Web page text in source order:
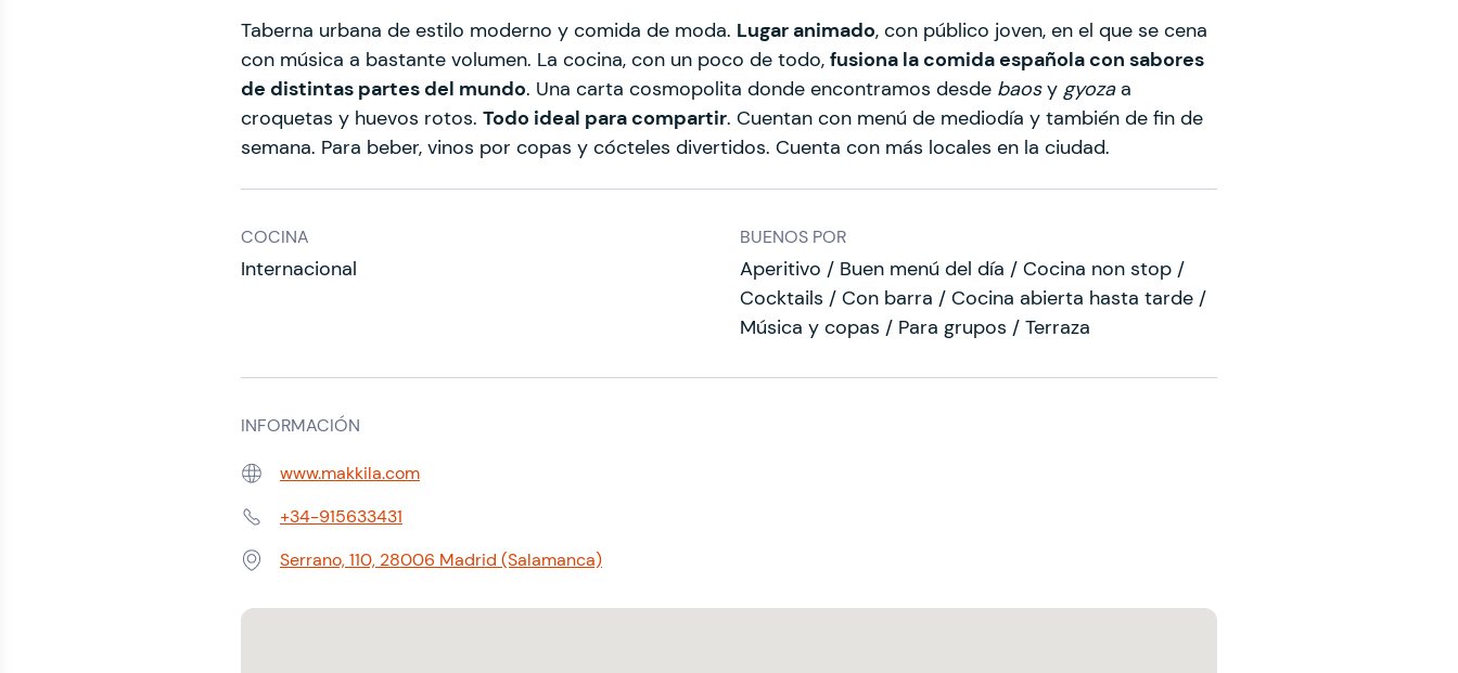
Taberna urbana de estilo moderno y comida de moda. Lugar animado, con público joven, en el que se cena
con música a bastante volumen. La cocina, con un poco de todo, fusiona la comida española con sabores
de distintas partes del mundo. Una carta cosmopolita donde encontramos desde baosy gyozaa
croquetas y huevos rotos. Todo ideal para compartir. Cuentan con menú de mediodía y también de fin de
semana. Para beber, vinos por copas y cócteles divertidos. Cuenta con más locales en la ciudad.
COCINA
Internacional
BUENOS POR
Aperitivo / Buen menú del día / Cocina non stop /
Cocktails / Con barra / Cocina abierta hasta tarde /
Música y copas / Para grupos / Terraza
INFORMACIÓN
Web: www.makkila.com
Teléfono:+34-915633431
Dirección:Serrano, 110, 28006 Madrid (Salamanca)